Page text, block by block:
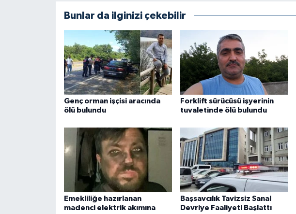
Bunlar da ilginizi çekebilir
Genç orman işçisi aracında
ölü bulundu
Forklift sürücüsü işyerinin
tuvaletinde ölü bulundu
Emekliliğe hazırlanan
madenci elektrik akımına
Başsavcılık Tavizsiz Sanal
Devriye Faaliyeti Başlattı